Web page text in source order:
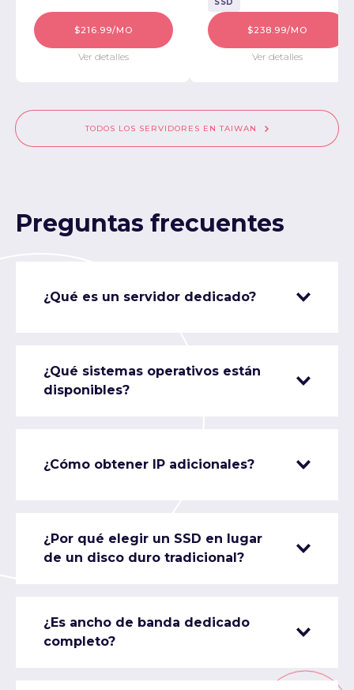
$216.99/MO
Ver detalles
SSD
$238.99/MO
Ver detalles
TODOS LOS SERVIDORES EN TAIWAN
Preguntas frecuentes
¿Qué es un servidor dedicado?
¿Qué sistemas operativos están
disponibles?
¿Cómo obtener IP adicionales?
¿Por qué elegir un SSD en lugar
de un disco duro tradicional?
¿Es ancho de banda dedicado
completo?